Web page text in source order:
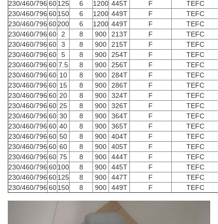
230/460/796 60 125 6 1200 445T F
TEFC
230/460/796 60 150 6 1200 449T F
TEFC
230/460/796 60 200 6 1200 449T F
TEFC
230/460/796 60 2 8 900 213T F
TEFC
230/460/796 60 3 8 900 215T F
TEFC
230/460/796 60 5 8 900 254T F
TEFC
230/460/796 60 7.5 8 900 256T F
TEFC
230/460/796 60 10 8 900 284T F
TEFC
230/460/796 60 15 8 900 286T F
TEFC
230/460/796 60 20 8 900 324T F
TEFC
230/460/796 60 25 8 900 326T F
TEFC
230/460/796 60 30 8 900 364T F
TEFC
230/460/796 60 40 8 900 365T F
TEFC
230/460/796 60 50 8 900 404T F
TEFC
230/460/796 60 60 8 900 405T F
TEFC
230/460/796 60 75 8 900 444T F
TEFC
230/460/796 60 100 8 900 445T F
TEFC
230/460/796 60 125 8 900 447T F
TEFC
230/460/796 60 150 8 900 449T F TEFC